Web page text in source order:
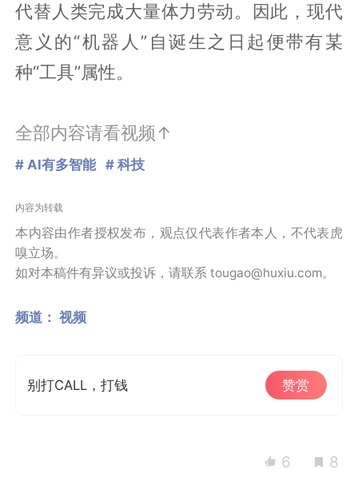
代替人类完成大量体力劳动。因此，现代
意义的“机器人”自诞生之日起便带有某
种“工具”属性。
全部内容请看视频↑
# AI有多智能 # 科技
内容为转载
本内容由作者授权发布，观点仅代表作者本人，不代表虎
嗅立场。
如对本稿件有异议或投诉，请联系 tougao@huxiu.com。
频道： 视频
别打CALL，打钱 赞赏
6 8